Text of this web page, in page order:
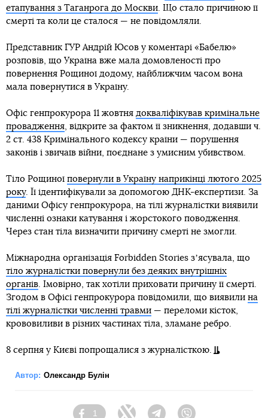
етапування з Таганрога до Москви. Що стало причиною її
смерті та коли це сталося — не повідомляли.
Представник ГУР Андрій Юсов у коментарі «Бабелю»
розповів, що Україна вже мала домовленості про
повернення Рощиної додому, найближчим часом вона
мала повернутися в Україну.
Офіс генпрокурора 11 жовтня докваліфікував кримінальне
провадження, відкрите за фактом її зникнення, додавши ч.
2 ст. 438 Кримінального кодексу країни — порушення
законів і звичаїв війни, поєднане з умисним убивством.
Тіло Рощиної повернули в Україну наприкінці лютого 2025
року. Її ідентифікували за допомогою ДНК-експертизи. За
даними Офісу генпрокурора, на тілі журналістки виявили
численні ознаки катування і жорстокого поводження.
Через стан тіла визначити причину смерті не змогли.
Міжнародна організація Forbidden Stories зʼясувала, що
тіло журналістки повернули без деяких внутрішніх
органів. Імовірно, так хотіли приховати причину її смерті.
Згодом в Офісі генпрокурора повідомили, що виявили на
тілі журналістки численні травми — переломи кісток,
крововиливи в різних частинах тіла, зламане ребро.
8 серпня у Києві попрощалися з журналісткою.
Автор: Олександр Булін
1